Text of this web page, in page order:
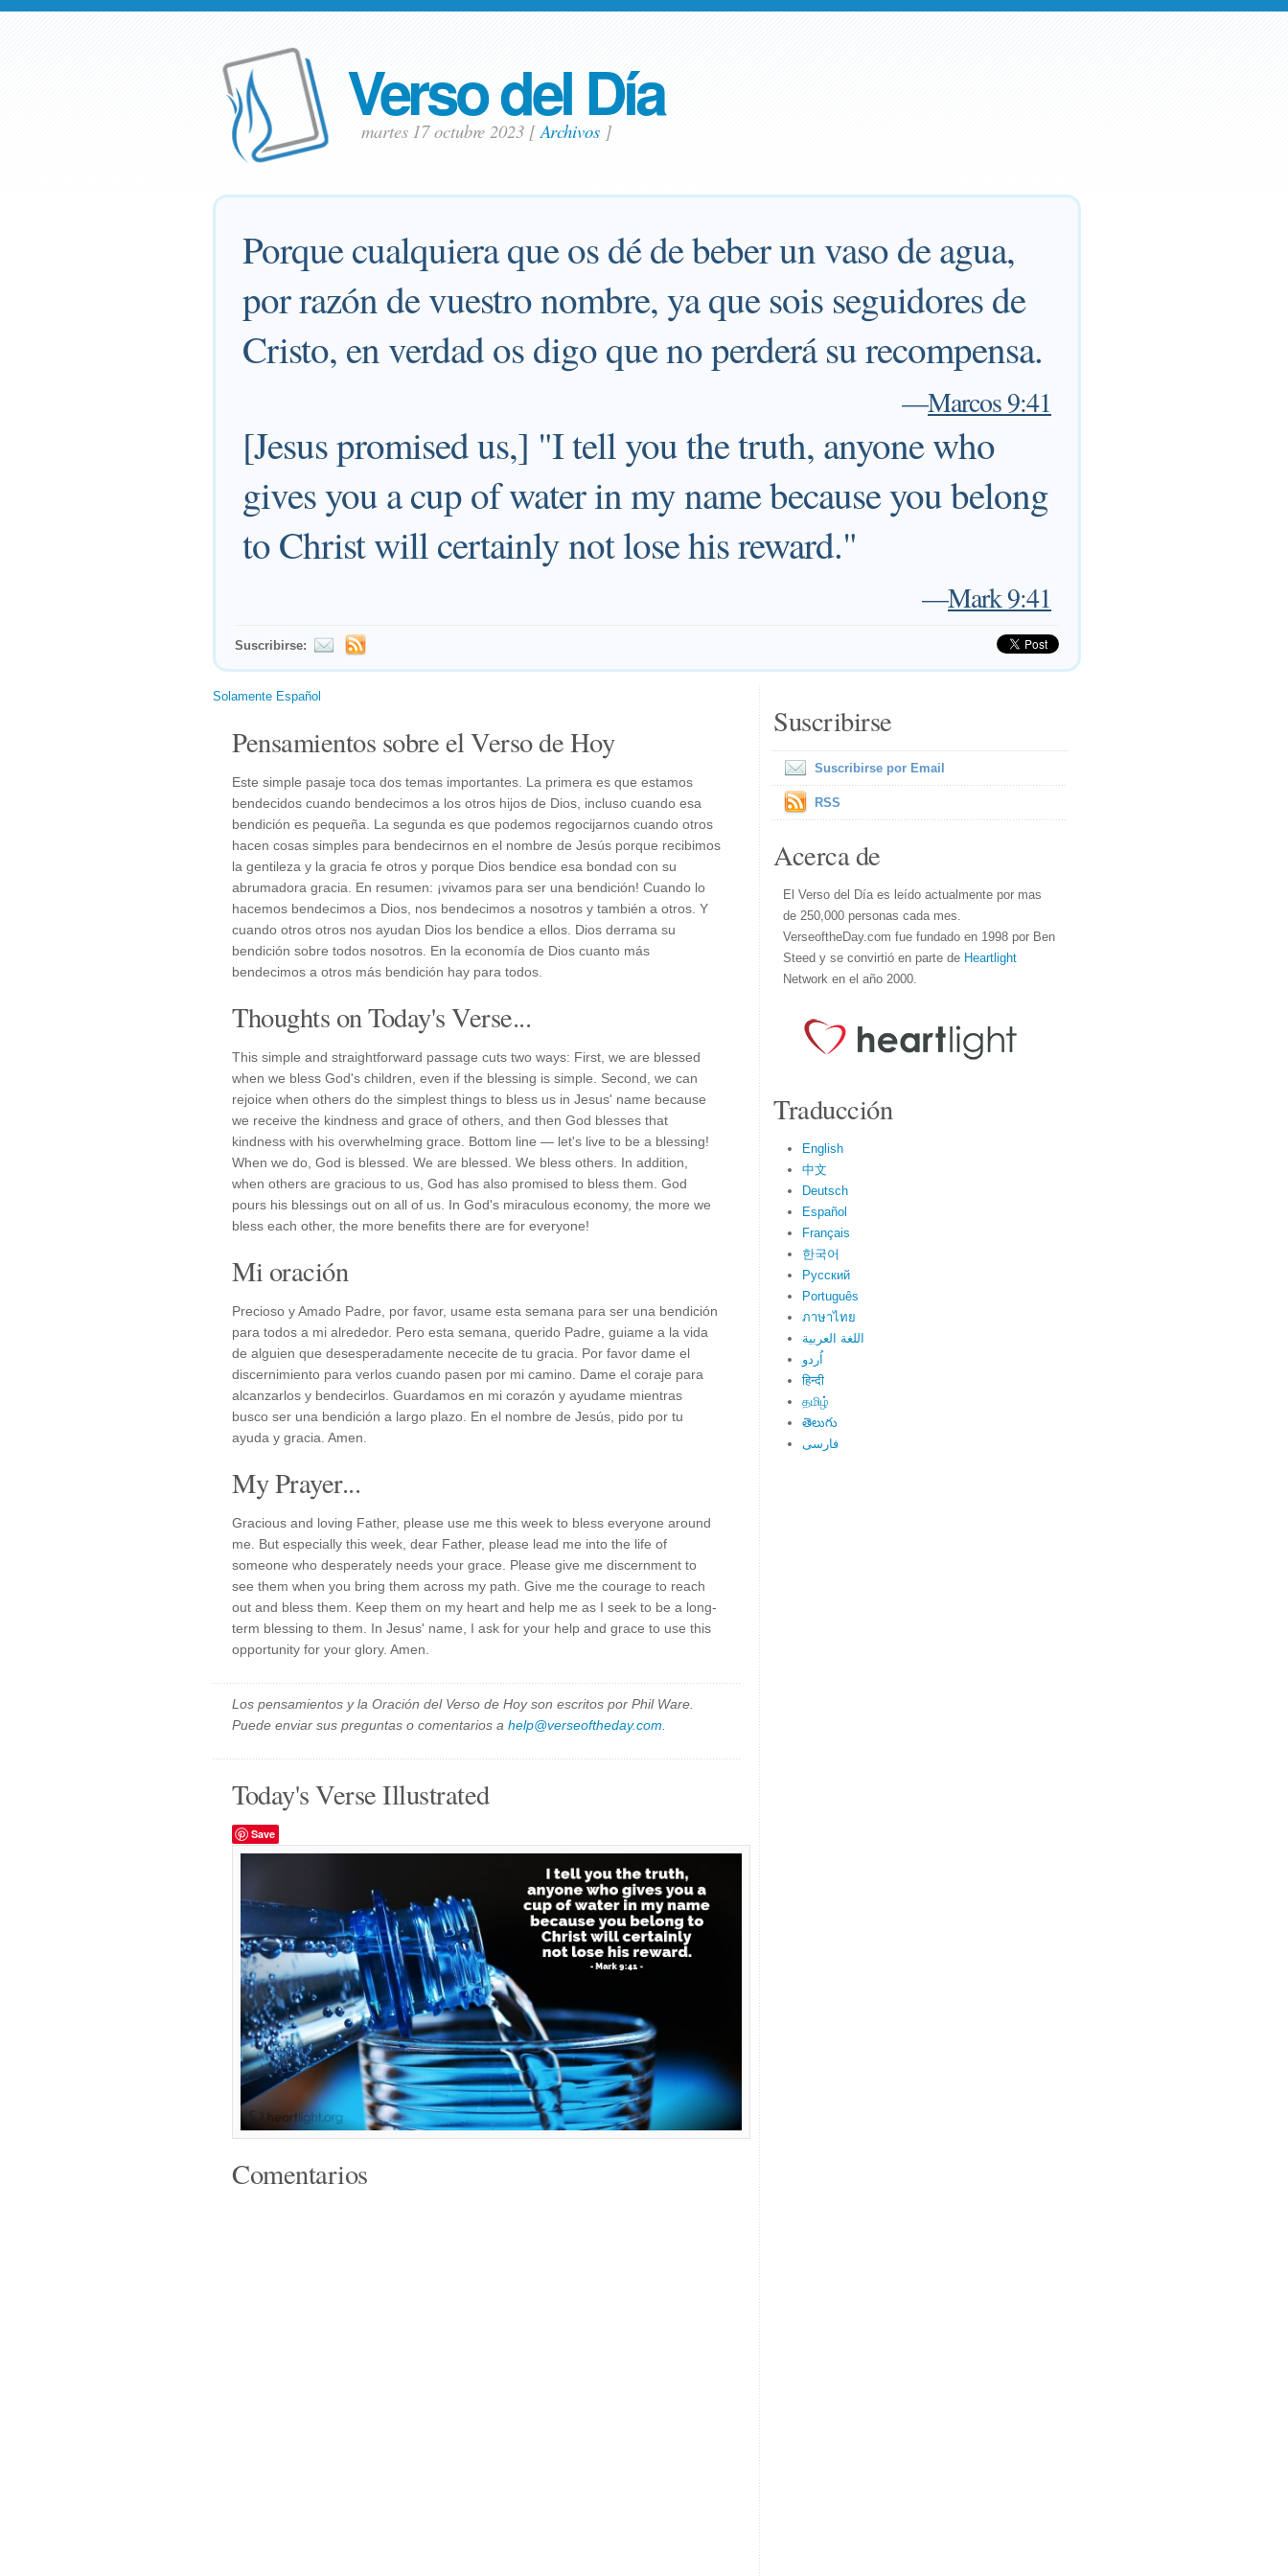
Verso del Día
martes 17 octubre 2023 [Archivos]
Porque cualquiera que os dé de beber un vaso de agua,
por razón de vuestro nombre, ya que sois seguidores de
Cristo, en verdad os digo que no perderá su recompensa.
—Marcos 9:41
[Jesus promised us,] "I tell you the truth, anyone who
gives you a cup of water in my name because you belong
to Christ will certainly not lose his reward."
—Mark 9:41
Suscribirse:
Solamente Español
Pensamientos sobre el Verso de Hoy
Este simple pasaje toca dos temas importantes. La primera es que estamos
bendecidos cuando bendecimos a los otros hijos de Dios, incluso cuando esa
bendición es pequeña. La segunda es que podemos regocijarnos cuando otros
hacen cosas simples para bendecirnos en el nombre de Jesús porque recibimos
la gentileza y la gracia fe otros y porque Dios bendice esa bondad con su
abrumadora gracia. En resumen: ¡vivamos para ser una bendición! Cuando lo
hacemos bendecimos a Dios, nos bendecimos a nosotros y también a otros. Y
cuando otros otros nos ayudan Dios los bendice a ellos. Dios derrama su
bendición sobre todos nosotros. En la economía de Dios cuanto más
bendecimos a otros más bendición hay para todos.
Thoughts on Today's Verse...
This simple and straightforward passage cuts two ways: First, we are blessed
when we bless God's children, even if the blessing is simple. Second, we can
rejoice when others do the simplest things to bless us in Jesus' name because
we receive the kindness and grace of others, and then God blesses that
kindness with his overwhelming grace. Bottom line — let's live to be a blessing!
When we do, God is blessed. We are blessed. We bless others. In addition,
when others are gracious to us, God has also promised to bless them. God
pours his blessings out on all of us. In God's miraculous economy, the more we
bless each other, the more benefits there are for everyone!
Mi oración
Precioso y Amado Padre, por favor, usame esta semana para ser una bendición
para todos a mi alrededor. Pero esta semana, querido Padre, guiame a la vida
de alguien que desesperadamente nececite de tu gracia. Por favor dame el
discernimiento para verlos cuando pasen por mi camino. Dame el coraje para
alcanzarlos y bendecirlos. Guardamos en mi corazón y ayudame mientras
busco ser una bendición a largo plazo. En el nombre de Jesús, pido por tu
ayuda y gracia. Amen.
My Prayer...
Gracious and loving Father, please use me this week to bless everyone around
me. But especially this week, dear Father, please lead me into the life of
someone who desperately needs your grace. Please give me discernment to
see them when you bring them across my path. Give me the courage to reach
out and bless them. Keep them on my heart and help me as I seek to be a long-
term blessing to them. In Jesus' name, I ask for your help and grace to use this
opportunity for your glory. Amen.
Los pensamientos y la Oración del Verso de Hoy son escritos por Phil Ware.
Puede enviar sus preguntas o comentarios a help@verseoftheday.com
Today's Verse Illustrated
Save
Comentarios
Suscribirse
Suscribirse por Email
RSS
Acerca de
El Verso del Día es leído actualmente por mas
de 250,000 personas cada mes.
VerseoftheDay.com fue fundado en 1998 por Ben
Steed y se convirtió en parte de Heartlight
Network en el año 2000.
Traducción
English
中文
Deutsch
Español
Français
한국어
Русский
Português
ภาษาไทย
اللغة العربية
اُردو
हिन्दी
தமிழ்
తెలుగు
فارسی